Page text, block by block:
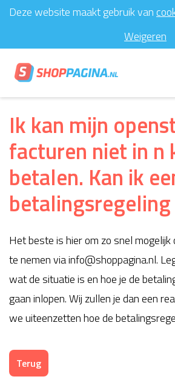
Ik kan mijn
facturen niet in n
betalen. Kan ik
Het beste is hier om zo snel
te nemen via info@shoppagina.nl.
wat de situatie is en hoe je de
gaan inlopen. Wij zullen je dan een
we uiteenzetten hoe de
Terug
Deze website maakt gebruik van
Weigeren